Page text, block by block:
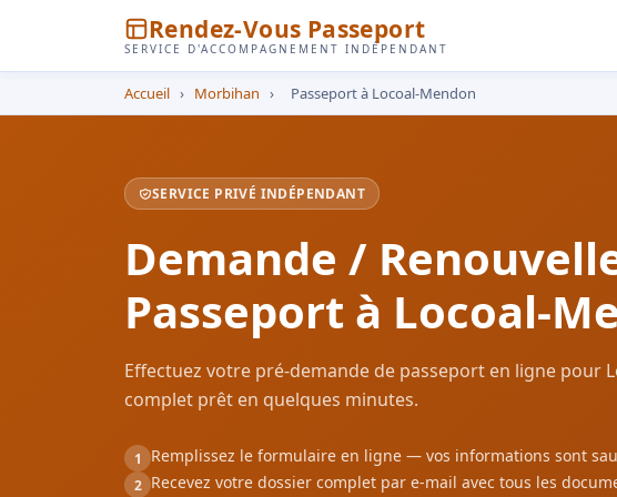
Rendez-Vous Passeport
SERVICE D'ACCOMPAGNEMENT INDÉPENDANT
Accueil › Morbihan › Passeport à Locoal-Mendon
SERVICE PRIVÉ INDÉPENDANT
Demande /
Passeport à Locoal-
Effectuez votre pré-demande de passeport en ligne pour
complet prêt en quelques minutes.
1 Remplissez le formulaire en ligne — vos informations sont
2 Recevez votre dossier complet par e-mail avec tous les